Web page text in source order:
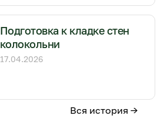
Подготовка к кладке стен
колокольни
17.04.2026
Вся история →